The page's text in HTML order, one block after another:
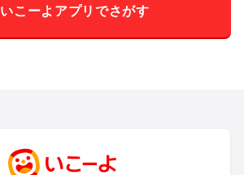
いこーよアプリでさがす